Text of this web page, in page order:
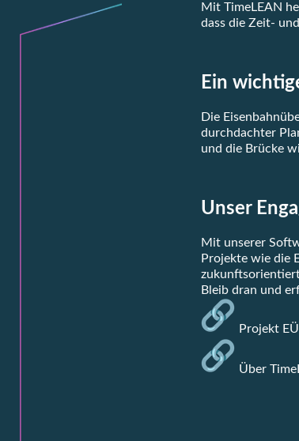
Mit TimeLEAN
dass die Zeit-
Ein
Die
durchdachter
und die Brücke
Unser
Mit unserer
Projekte wie die
Bleib dran und
Projekt
Über